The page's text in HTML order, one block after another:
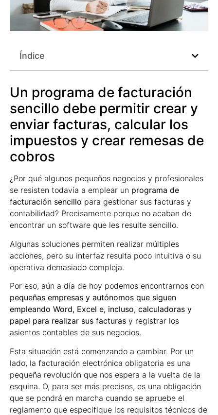
Índice
Un programa de facturación
sencillo debe permitir crear y
enviar facturas, calcular los
impuestos y crear remesas de
cobros
¿Por qué algunos pequeños negocios y profesionales
se resisten todavía a emplear un programa de
facturación sencillo para gestionar sus facturas y
contabilidad? Precisamente porque no acaban de
encontrar un software que les resulte sencillo.
Algunas soluciones permiten realizar múltiples
acciones, pero su interfaz resulta poco intuitiva o su
operativa demasiado compleja.
Por eso, aún a día de hoy podemos encontrarnos con
pequeñas empresas y autónomos que siguen
empleando Word, Excel e, incluso, calculadoras y
papel para realizar sus facturas y registrar los
asientos contables de sus negocios.
Esta situación está comenzando a cambiar. Por un
lado, la facturación electrónica obligatoria es una
pequeña revolución que nos espera a la vuelta de la
esquina. O, para ser más precisos, es una obligación
que se pondrá en marcha cuando se apruebe el
reglamento que especifique los requisitos técnicos de